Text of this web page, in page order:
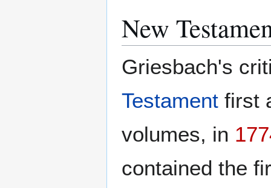
New
Griesbach's
Testament first
volumes, in
contained the